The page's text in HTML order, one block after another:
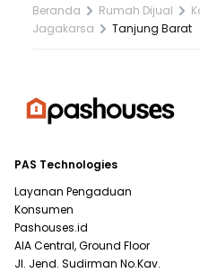
Beranda Rumah Dijual
Jagakarsa
Tanjung Barat
PAS Technologies
Layanan Pengaduan
Konsumen
Pashouses.id
AIA Central, Ground Floor
Jl. Jend. Sudirman No.Kav.